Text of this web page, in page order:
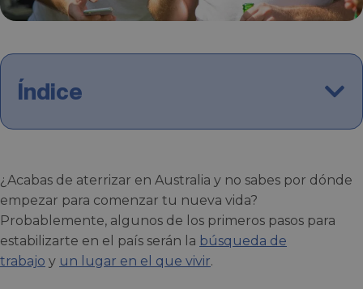
Índice
¿Acabas de aterrizar en Australia y no sabes por dónde
empezar para comenzar tu nueva vida?
Probablemente, algunos de los primeros pasos para
estabilizarte en el país serán la búsqueda de
trabajo y un lugar en el que vivir.